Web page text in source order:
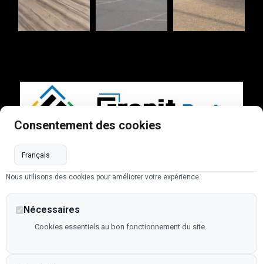
PRENDRE RENDEZ-VOUS
02 98 03 09 02
NOUS CONTACTER
Consentement des cookies
Nous utilisons des cookies pour améliorer votre expérience.
Nécessaires
Cookies essentiels au bon fonctionnement du site.